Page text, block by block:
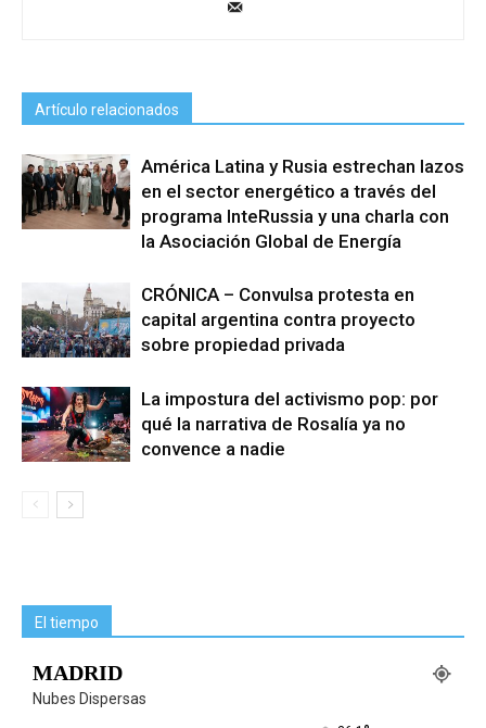
Artículo relacionados
América Latina y Rusia estrechan lazos
en el sector energético a través del
programa InteRussia y una charla con
la Asociación Global de Energía
CRÓNICA – Convulsa protesta en
capital argentina contra proyecto
sobre propiedad privada
La impostura del activismo pop: por
qué la narrativa de Rosalía ya no
convence a nadie
El tiempo
MADRID
Nubes Dispersas